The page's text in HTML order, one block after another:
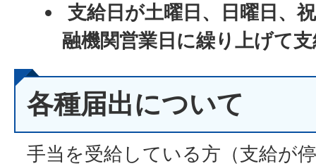
支給日が土曜日、日曜日、
融機関営業日に繰り上げて
各種届出について
手当を受給している方（支給が